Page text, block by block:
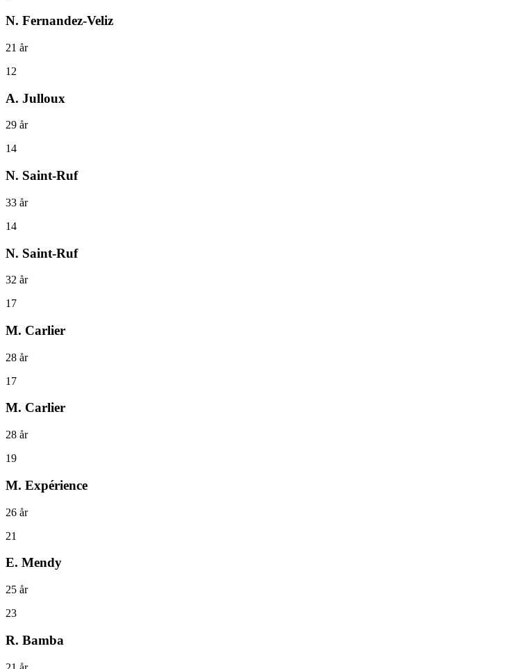
N. Fernandez-Veliz
21 år
12
A. Julloux
29 år
14
N. Saint-Ruf
33 år
14
N. Saint-Ruf
32 år
17
M. Carlier
28 år
17
M. Carlier
28 år
19
M. Expérience
26 år
21
E. Mendy
25 år
23
R. Bamba